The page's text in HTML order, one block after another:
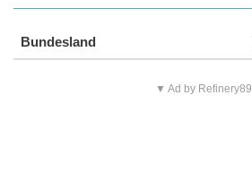
Bundesland
▼ Ad by Refinery89